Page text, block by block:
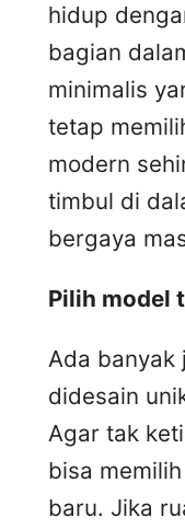
hidup
bagian
minimalis
tetap
modern
timbul di
bergaya
Pilih model
Ada banyak
didesain
Agar tak
bisa
baru. Jika